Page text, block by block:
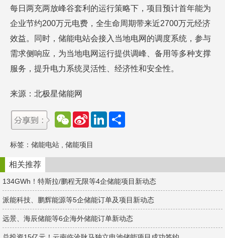
每日两充两放峰谷套利的运行策略下，项目预计首年能为
企业节约200万元电费，全生命周期带来近2700万元经济
效益。同时，储能电站会接入当地电网的调度系统，参与
需求侧响应，为当地电网运行提供调峰、备用等多种支撑
服务，提升电力系统灵活性、经济性和安全性。
来源：北极星储能网
W
e
h
a
t
S
W
e
b
o
L
d
n
标签： 储能电站 储能项目
相关推荐
134GWh！特斯拉/鹏程无限等4企储能项目新动态
派能科技、鹏辉能源等5企储能订单及项目新动态
远景、海辰储能等6企海外储能订单新动态